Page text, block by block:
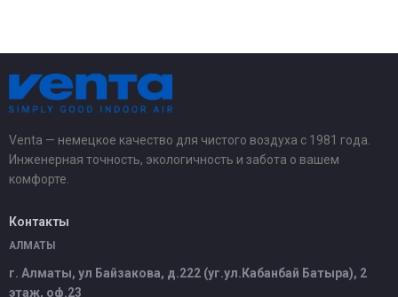
Venta — немецкое качество для чистого воздуха с 1981 года.
Инженерная точность, экологичность и забота о вашем
комфорте.
Контакты
АЛМАТЫ
г. Алматы, ул Байзакова, д.222 (уг.ул.Кабанбай Батыра), 2
этаж, оф.23